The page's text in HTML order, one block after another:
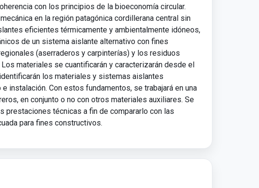
con los principios de la bioeconomía circular.
en la región patagónica cordillerana central sin
eficientes térmicamente y ambientalmente idóneos,
de un sistema aislante alternativo con fines
(aserraderos y carpinterías) y los residuos
materiales se cuantificarán y caracterizarán desde el
los materiales y sistemas aislantes
instalación. Con estos fundamentos, se trabajará en una
en conjunto o no con otros materiales auxiliares. Se
prestaciones técnicas a fin de compararlo con las
para fines constructivos.